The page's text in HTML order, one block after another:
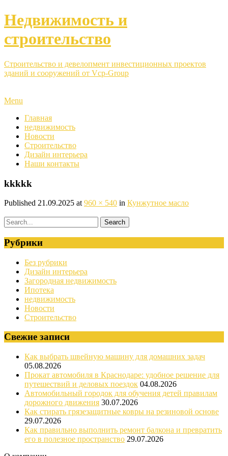
Недвижимость и
строительство
Строительство и девелопмент инвестиционных проектов
зданий и сооружений от Vcp-Group
Menu
Главная
недвижимость
Новости
Строительство
Дизайн интерьера
Наши контакты
kkkkk
Published 21.09.2025 at 960 × 540 in Кунжутное масло
Рубрики
Без рубрики
Дизайн интерьера
Загородная недвижимость
Ипотека
недвижимость
Новости
Строительство
Свежие записи
Как выбрать швейную машину для домашних задач
05.08.2026
Прокат автомобиля в Краснодаре: удобное решение для
путешествий и деловых поездок 04.08.2026
Автомобильный городок для обучения детей правилам
дорожного движения 30.07.2026
Как стирать грязезащитные ковры на резиновой основе
29.07.2026
Как правильно выполнить ремонт балкона и превратить
его в полезное пространство 29.07.2026